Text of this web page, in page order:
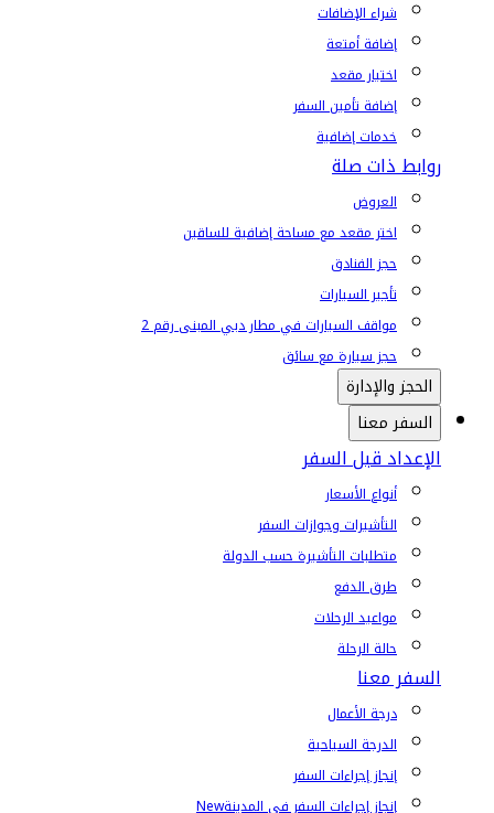
شراء الإضافات
إضافة أمتعة
اختيار مقعد
إضافة تأمين السفر
خدمات إضافية
روابط ذات صلة
العروض
اختر مقعد مع مساحة إضافية للساقين
حجز الفنادق
تأجير السيارات
مواقف السيارات في مطار دبي المبنى رقم 2
حجز سيارة مع سائق
الحجز والإدارة
السفر معنا
الإعداد قبل السفر
أنواع الأسعار
التأشيرات وجوازات السفر
متطلبات التأشيرة حسب الدولة
طرق الدفع
مواعيد الرحلات
حالة الرحلة
السفر معنا
درجة الأعمال
الدرجة السياحية
إنجاز إجراءات السفر
إنجاز إجراءات السفر في المدينةNew